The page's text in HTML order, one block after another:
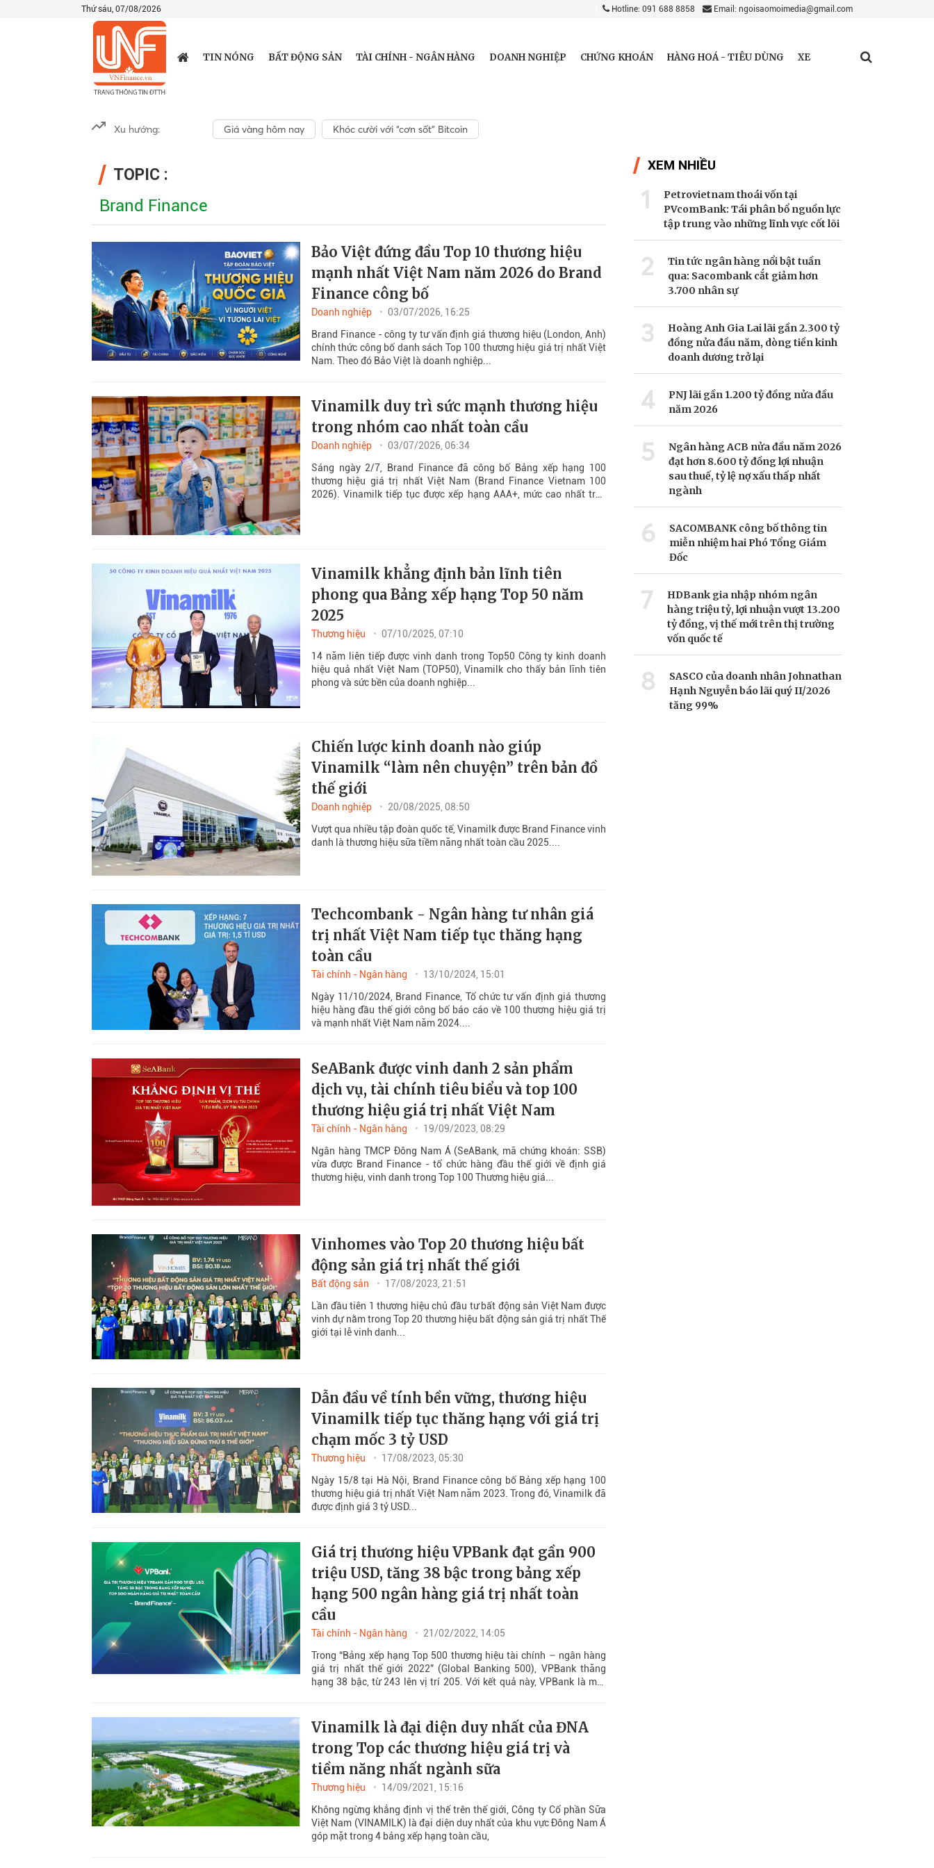
Thứ sáu, 07/08/2026 Hotline: 091 688 8858 Email: ngoisaomoimedia@gmail.com
TIN NÓNG BẤT ĐỘNG SẢN TÀI CHÍNH - NGÂN HÀNG DOANH NGHIỆP CHỨNG KHOÁN HÀNG HOÁ - TIÊU DÙNG XE
Xu hướng: Giá vàng hôm nay Khóc cười với “cơn sốt” Bitcoin
TOPIC :
Brand Finance
Bảo Việt đứng đầu Top 10 thương hiệu
mạnh nhất Việt Nam năm 2026 do Brand
Finance công bố
Doanh nghiệp
03/07/2026, 16:25
Brand Finance - công ty tư vấn định giá thương hiệu (London, Anh)
chính thức công bố danh sách Top 100 thương hiệu giá trị nhất Việt
Nam. Theo đó Bảo Việt là doanh nghiệp...
Vinamilk duy trì sức mạnh thương hiệu
trong nhóm cao nhất toàn cầu
Doanh nghiệp
03/07/2026, 06:34
Sáng ngày 2/7, Brand Finance đã công bố Bảng xếp hạng 100
thương hiệu giá trị nhất Việt Nam (Brand Finance Vietnam 100
2026). Vinamilk tiếp tục được xếp hạng AAA+, mức cao nhất trên
Vinamilk khẳng định bản lĩnh tiên
phong qua Bảng xếp hạng Top 50 năm
2025
Thương hiệu
07/10/2025, 07:10
14 năm liên tiếp được vinh danh trong Top50 Công ty kinh doanh
hiệu quả nhất Việt Nam (TOP50), Vinamilk cho thấy bản lĩnh tiên
phong và sức bền của doanh nghiệp...
Chiến lược kinh doanh nào giúp
Vinamilk “làm nên chuyện” trên bản đồ
thế giới
Doanh nghiệp
20/08/2025, 08:50
Vượt qua nhiều tập đoàn quốc tế, Vinamilk được Brand Finance vinh
danh là thương hiệu sữa tiềm năng nhất toàn cầu 2025....
Techcombank - Ngân hàng tư nhân giá
trị nhất Việt Nam tiếp tục thăng hạng
toàn cầu
Tài chính - Ngân hàng
13/10/2024, 15:01
Ngày 11/10/2024, Brand Finance, Tổ chức tư vấn định giá thương
hiệu hàng đầu thế giới công bố báo cáo về 100 thương hiệu giá trị
và mạnh nhất Việt Nam năm 2024....
SeABank được vinh danh 2 sản phẩm
dịch vụ, tài chính tiêu biểu và top 100
thương hiệu giá trị nhất Việt Nam
Tài chính - Ngân hàng
19/09/2023, 08:29
Ngân hàng TMCP Đông Nam Á (SeABank, mã chứng khoán: SSB)
vừa được Brand Finance - tổ chức hàng đầu thế giới về định giá
thương hiệu, vinh danh trong Top 100 Thương hiệu giá...
Vinhomes vào Top 20 thương hiệu bất
động sản giá trị nhất thế giới
Bất động sản
17/08/2023, 21:51
Lần đầu tiên 1 thương hiệu chủ đầu tư bất động sản Việt Nam được
vinh dự nằm trong Top 20 thương hiệu bất động sản giá trị nhất Thế
giới tại lễ vinh danh...
Dẫn đầu về tính bền vững, thương hiệu
Vinamilk tiếp tục thăng hạng với giá trị
chạm mốc 3 tỷ USD
Thương hiệu
17/08/2023, 05:30
Ngày 15/8 tại Hà Nội, Brand Finance công bố Bảng xếp hạng 100
thương hiệu giá trị nhất Việt Nam năm 2023. Trong đó, Vinamilk đã
được định giá 3 tỷ USD...
Giá trị thương hiệu VPBank đạt gần 900
triệu USD, tăng 38 bậc trong bảng xếp
hạng 500 ngân hàng giá trị nhất toàn
cầu
Tài chính - Ngân hàng
21/02/2022, 14:05
Trong “Bảng xếp hạng Top 500 thương hiệu tài chính – ngân hàng
giá trị nhất thế giới 2022” (Global Banking 500), VPBank thăng
hạng 38 bậc, từ 243 lên vị trí 205. Với kết quả này, VPBank là một
Vinamilk là đại diện duy nhất của ĐNA
trong Top các thương hiệu giá trị và
tiềm năng nhất ngành sữa
Thương hiệu
14/09/2021, 15:16
Không ngừng khẳng định vị thế trên thế giới, Công ty Cổ phần Sữa
Việt Nam (VINAMILK) là đại diện duy nhất của khu vực Đông Nam Á
góp mặt trong 4 bảng xếp hạng toàn cầu,
XEM NHIỀU
1
Petrovietnam thoái vốn tại
PVcomBank: Tái phân bổ nguồn lực
tập trung vào những lĩnh vực cốt lõi
2
Tin tức ngân hàng nổi bật tuần
qua: Sacombank cắt giảm hơn
3.700 nhân sự
3
Hoàng Anh Gia Lai lãi gần 2.300 tỷ
đồng nửa đầu năm, dòng tiền kinh
doanh dương trở lại
4
PNJ lãi gần 1.200 tỷ đồng nửa đầu
năm 2026
5
Ngân hàng ACB nửa đầu năm 2026
đạt hơn 8.600 tỷ đồng lợi nhuận
sau thuế, tỷ lệ nợ xấu thấp nhất
ngành
6
SACOMBANK công bố thông tin
miễn nhiệm hai Phó Tổng Giám
Đốc
7
HDBank gia nhập nhóm ngân
hàng triệu tỷ, lợi nhuận vượt 13.200
tỷ đồng, vị thế mới trên thị trường
vốn quốc tế
8
SASCO của doanh nhân Johnathan
Hạnh Nguyễn báo lãi quý II/2026
tăng 99%